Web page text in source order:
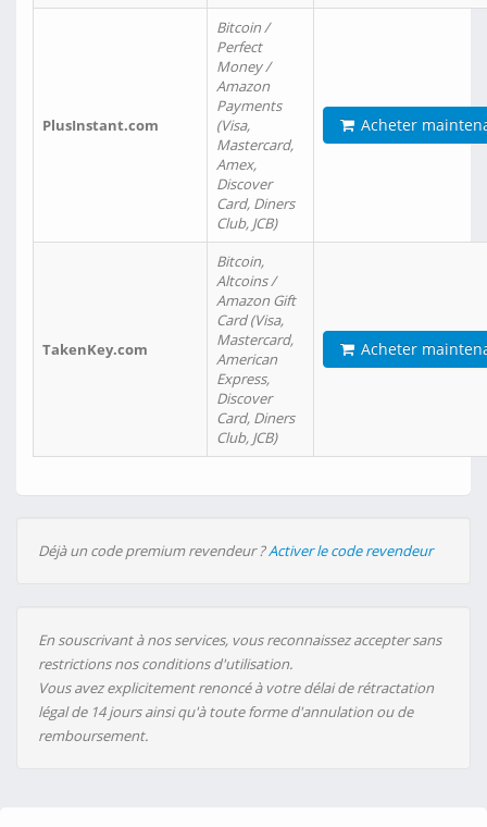
PlusInstant.com
Bitcoin /
Perfect
Money /
Amazon
Payments
(Visa,
Mastercard,
Amex,
Discover
Card, Diners
Club, JCB)
Acheter
TakenKey.com
Bitcoin,
Altcoins /
Amazon Gift
Card (Visa,
Mastercard,
American
Express,
Discover
Card, Diners
Club, JCB)
Acheter
Déjà un code premium revendeur ?Activer le code revendeur
En souscrivant à nos services, vous reconnaissez accepter sans
restrictions nos conditions d'utilisation.
Vous avez explicitement renoncé à votre délai de rétractation
légal de 14 jours ainsi qu'à toute forme d'annulation ou de
remboursement.